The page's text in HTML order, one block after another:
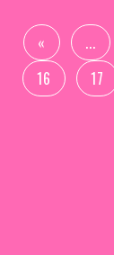
« ...
16
17